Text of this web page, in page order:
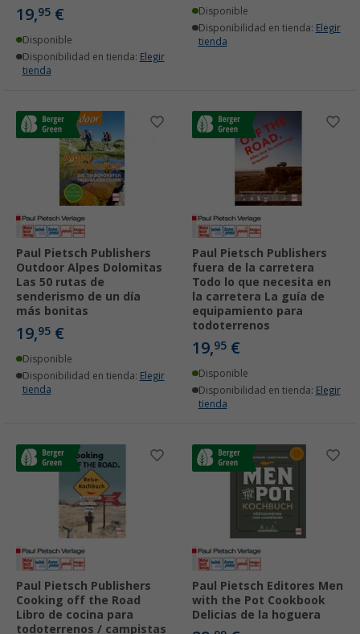
19,95 €
Disponible
Disponibilidad en tienda: Elegir
tienda
Disponible
Disponibilidad en tienda: Elegir
tienda
Paul Pietsch Publishers
Outdoor Alpes Dolomitas
Las 50 rutas de
senderismo de un día
más bonitas
19,95 €
Disponible
Disponibilidad en tienda: Elegir
tienda
Paul Pietsch Publishers
fuera de la carretera
Todo lo que necesita en
la carretera La guía de
equipamiento para
todoterrenos
19,95 €
Disponible
Disponibilidad en tienda: Elegir
tienda
Paul Pietsch Publishers
Cooking off the Road
Libro de cocina para
todoterrenos / campistas
Paul Pietsch Editores Men
with the Pot Cookbook
Delicias de la hoguera